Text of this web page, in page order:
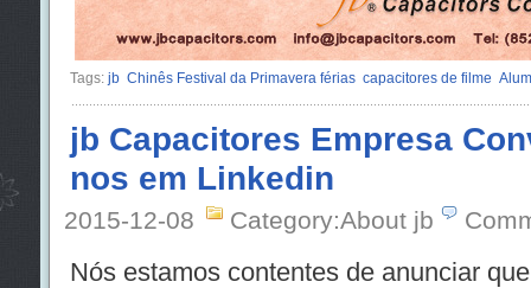
Tags: jb Chinês Festival da Primavera férias capacitores de filme
jb Capacitores Empresa
nos em Linkedin
2015-12-08 Category:About jb
Nós estamos contentes de anunciar